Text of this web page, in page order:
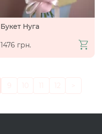
Букет Нуга
1476 грн.
10 11 12